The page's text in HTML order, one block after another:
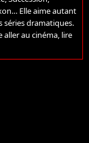
Elle aime autant
séries dramatiques.
aller au cinéma, lire